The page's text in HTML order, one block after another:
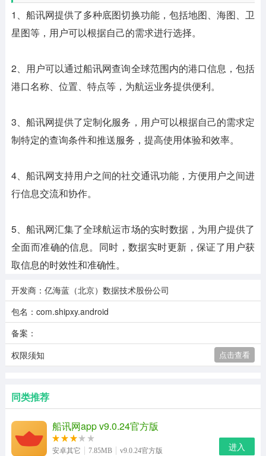
1、船讯网提供了多种底图切换功能，包括地图、海图、卫
星图等，用户可以根据自己的需求进行选择。
2、用户可以通过船讯网查询全球范围内的港口信息，包括
港口名称、位置、特点等，为航运业务提供便利。
3、船讯网提供了定制化服务，用户可以根据自己的需求定
制特定的查询条件和推送服务，提高使用体验和效率。
4、船讯网支持用户之间的社交通讯功能，方便用户之间进
行信息交流和协作。
5、船讯网汇集了全球航运市场的实时数据，为用户提供了
全面而准确的信息。同时，数据实时更新，保证了用户获
取信息的时效性和准确性。
开发商：亿海蓝（北京）数据技术股份公司
包名：com.shipxy.android
备案：
权限须知
点击查看
同类推荐
船讯网app v9.0.24官方版
安卓其它 7.85MB v9.0.24官方版 进入